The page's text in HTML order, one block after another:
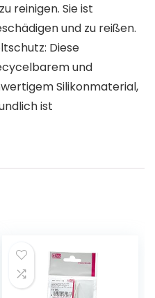
reinigen. Sie ist
und zu reißen.
Diese
und
Silikonmaterial,
ist